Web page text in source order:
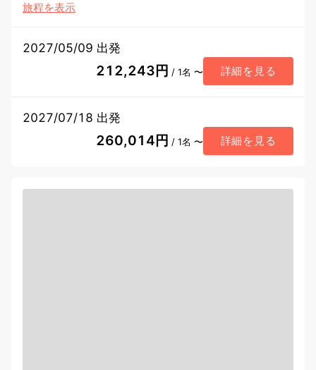
旅程を表示
2027/05/09 出発
212,243円 / 1名 〜 詳細を見る
2027/07/18 出発
260,014円 / 1名 〜 詳細を見る